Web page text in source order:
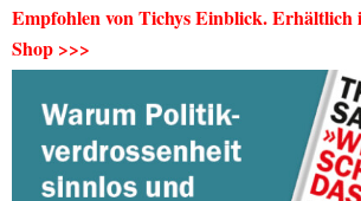
Empfohlen von Tichys Einblick. Erhältlich
Shop >>>